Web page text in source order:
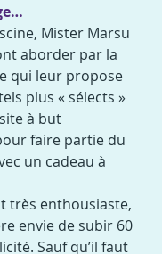
Mister Marsu
aborder par la
qui leur propose
plus « sélects »
à but
faire partie du
un cadeau à
très enthousiaste,
envie de subir 60
Sauf qu’il faut